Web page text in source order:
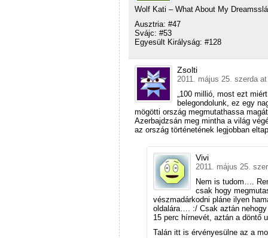
Wolf Kati – What About My
Ausztria: #47
Svájc: #53
Egyesült Királyság: #128
Zsolti
2011. május 25. szerda
„100 millió, most ezt
belegondolunk, ez egy
mögötti ország megmutathassa
Azerbajdzsán meg mintha a világ
az ország történetének legjobban
Vivi
2011. május 25.
Nem is tudom….
csak hogy
vészmadárkodni pláne ilyen
oldalára…. :/ Csak aztán
15 perc hírnevét, aztán a döntő
Talán itt is érvényesülne az a